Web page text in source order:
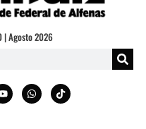
| Agosto 2026